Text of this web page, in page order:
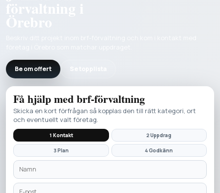
Be om offert
Få hjälp medbrf-förvaltning
Skicka en kort förfrågan så kopplas den till rätt kategori, ort
och eventuellt valt företag.
1 Kontakt 2 Uppdrag
3 Plan 4 Godkänn